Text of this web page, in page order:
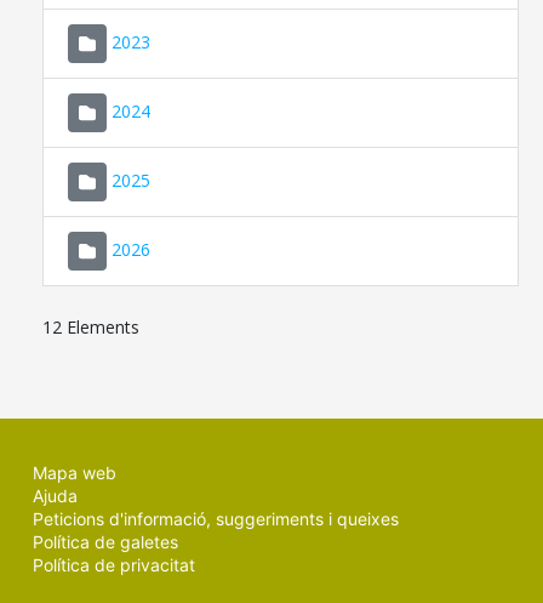
2023
2024
2025
2026
12 Elements
Mapa web
Ajuda
Peticions d'informació, suggeriments i queixes
Política de galetes
Política de privacitat